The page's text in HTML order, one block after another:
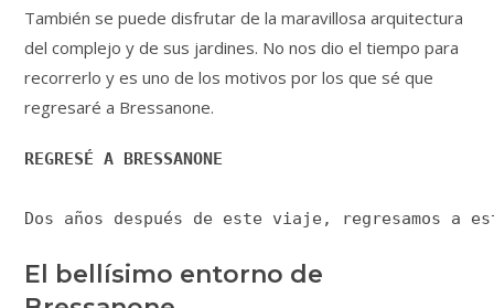
También se puede disfrutar de la maravillosa arquitectura
del complejo y de sus jardines. No nos dio el tiempo para
recorrerlo y es uno de los motivos por los que sé que
regresaré a Bressanone.
REGRESÉ A BRESSANONE
Dos años después de este viaje, regresamos
El bellísimo entorno de